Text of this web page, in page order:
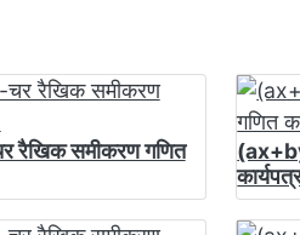
रैखिक समीकरण गणित